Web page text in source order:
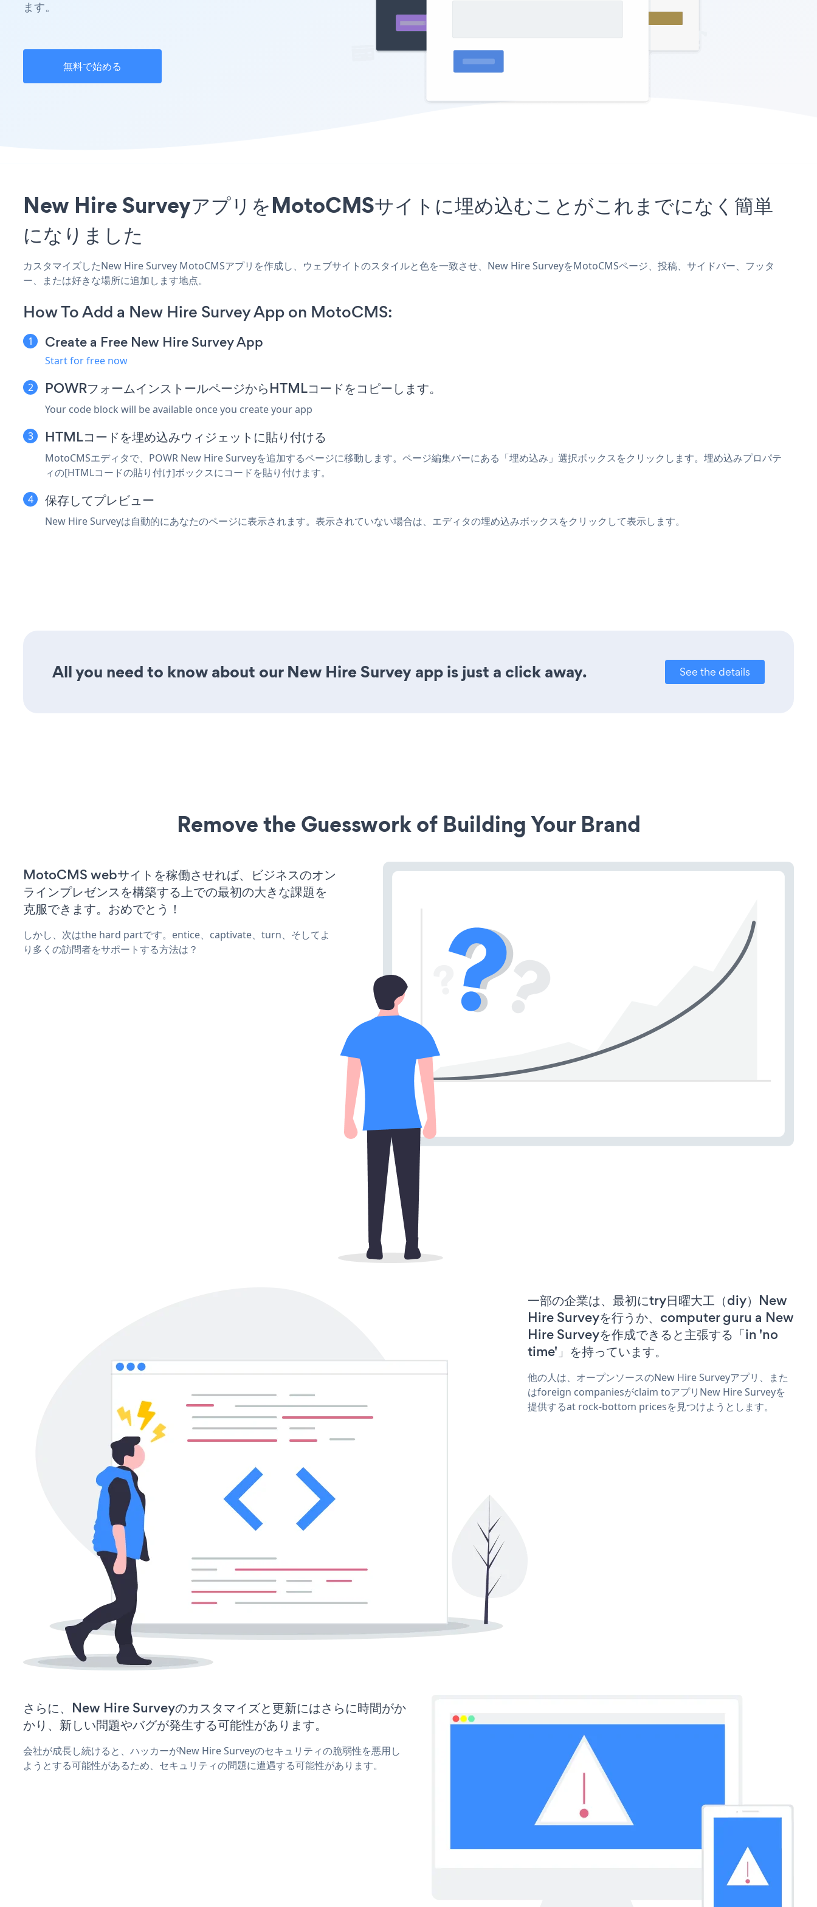
ます。
無料で始める
New Hire SurveyアプリをMotoCMSサイトに埋め込むことがこれまでになく簡単
になりました
カスタマイズしたNew Hire Survey MotoCMSアプリを作成し、ウェブサイトのスタイルと色を一致させ、New Hire SurveyをMotoCMSページ、投稿、サイドバー、フッタ
ー、または好きな場所に追加します地点。
How To Add a New Hire Survey App on MotoCMS:
Create a Free New Hire Survey App
Start for free now
POWRフォームインストールページからHTMLコードをコピーします。
Your code block will be available once you create your app
HTMLコードを埋め込みウィジェットに貼り付ける
MotoCMSエディタで、POWR New Hire Surveyを追加するページに移動します。ページ編集バーにある「埋め込み」選択ボックスをクリックします。埋め込みプロパテ
ィの[HTMLコードの貼り付け]ボックスにコードを貼り付けます。
保存してプレビュー
New Hire Surveyは自動的にあなたのページに表示されます。表示されていない場合は、エディタの埋め込みボックスをクリックして表示します。
All you need to know about our New Hire Survey app is just a click away. See the details
Remove the Guesswork of Building Your Brand
MotoCMS webサイトを稼働させれば、ビジネスのオン
ラインプレゼンスを構築する上での最初の大きな課題を
克服できます。おめでとう！
しかし、次はthe hard partです。entice、captivate、turn、そしてよ
り多くの訪問者をサポートする方法は？
一部の企業は、最初にtry日曜大工（diy）New
Hire Surveyを行うか、computer guru a New
Hire Surveyを作成できると主張する「in 'no
time'」を持っています。
他の人は、オープンソースのNew Hire Surveyアプリ、また
はforeign companiesがclaim toアプリNew Hire Surveyを
提供するat rock-bottom pricesを見つけようとします。
さらに、New Hire Surveyのカスタマイズと更新にはさらに時間がか
かり、新しい問題やバグが発生する可能性があります。
会社が成長し続けると、ハッカーがNew Hire Surveyのセキュリティの脆弱性を悪用し
ようとする可能性があるため、セキュリティの問題に遭遇する可能性があります。